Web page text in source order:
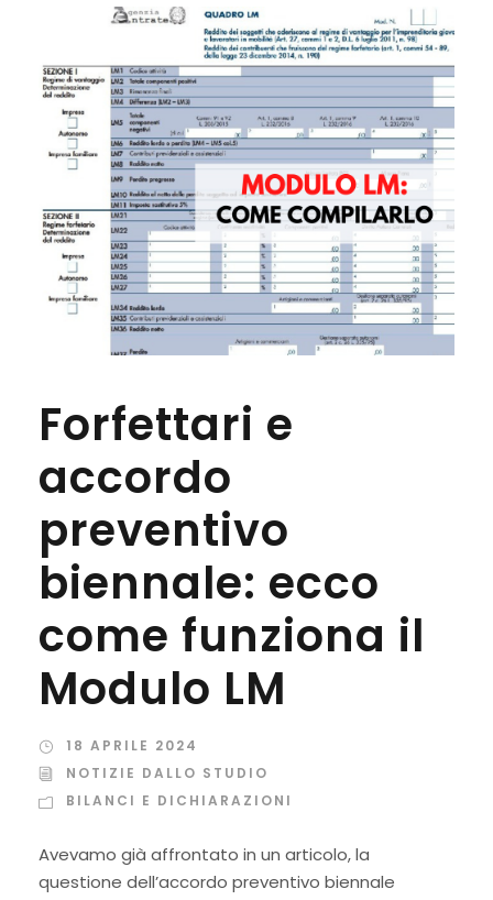
Forfettari e
accordo
preventivo
biennale: ecco
come funziona il
Modulo LM
18 APRILE 2024
NOTIZIE DALLO STUDIO
BILANCI E DICHIARAZIONI
Avevamo già affrontato in un articolo, la
questione dell’accordo preventivo biennale